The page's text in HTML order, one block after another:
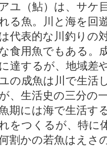
アユ（鮎）は、サケ
る魚。川と海を回
代表的な川釣りの
食用魚でもある。
に達するが、地域差
の成魚は川で生活
、生活史の三分の
期には海で生活す
をつくるが、特に
割かの若魚はえさ